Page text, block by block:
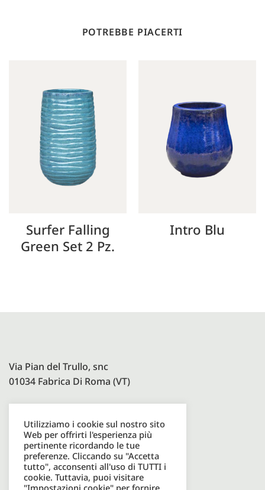
POTREBBE PIACERTI
Surfer Falling
Green Set 2 Pz.
Intro Blu
Via Pian del Trullo, snc
01034 Fabrica Di Roma (VT)
Paolelli Garden Srl
P.I. 08600931003
Tel. +39 0761598049
Utilizziamo i cookie sul nostro sito
Web per offrirti l'esperienza più
pertinente ricordando le tue
preferenze. Cliccando su "Accetta
tutto", acconsenti all'uso di TUTTI i
cookie. Tuttavia, puoi visitare
"Impostazioni cookie" per fornire